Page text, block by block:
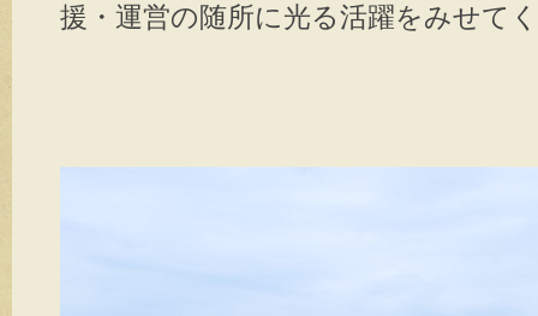
援・運営の随所に光る活躍をみせて